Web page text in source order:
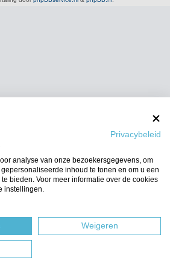
Privacybeleid
analyse van onze bezoekersgegevens, om
inhoud te tonen en om u een
bieden. Voor meer informatie over de cookies
instellingen.
Weigeren